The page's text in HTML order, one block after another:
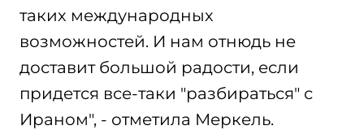
таких международных
возможностей. И нам отнюдь не
доставит большой радости, если
придется все-таки "разбираться" с
Ираном", - отметила Меркель.